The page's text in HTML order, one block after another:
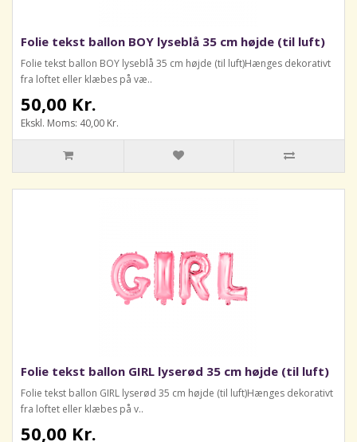
Folie tekst ballon BOY lyseblå 35 cm højde (til luft)
Folie tekst ballon BOY lyseblå 35 cm højde (til luft)Hænges dekorativt
fra loftet eller klæbes på væ..
50,00 Kr.
Ekskl. Moms: 40,00 Kr.
Folie tekst ballon GIRL lyserød 35 cm højde (til luft)
Folie tekst ballon GIRL lyserød 35 cm højde (til luft)Hænges dekorativt
fra loftet eller klæbes på v..
50,00 Kr.